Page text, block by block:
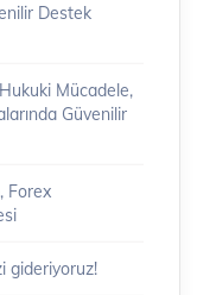
Destek
Hukuki Mücadele,
Güvenilir
Forex
gideriyoruz!